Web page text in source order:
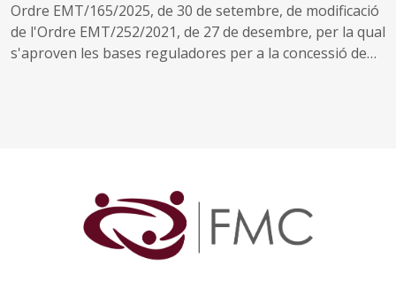
Ordre EMT/165/2025, de 30 de setembre, de modificació
de l'Ordre EMT/252/2021, de 27 de desembre, per la qual
s'aproven les bases reguladores per a la concessió de